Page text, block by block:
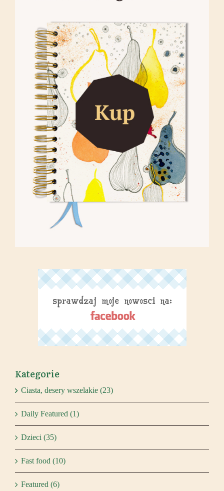
Kategorie
Ciasta, desery wszelakie (23)
Daily Featured (1)
Dzieci (35)
Fast food (10)
Featured (6)